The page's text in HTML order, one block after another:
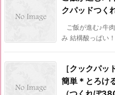
クパッドつく
ご飯が進む♪牛
み 結構酸っぱい
［クックパ
簡単＊とろけ